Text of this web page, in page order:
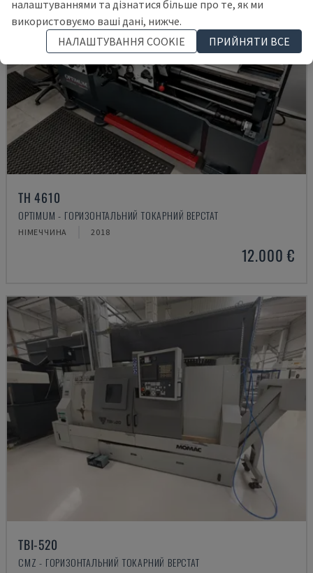
TH 4610
OPTIMUM - ГОРИЗОНТАЛЬНИЙ ТОКАРНИЙ ВЕРСТАТ
НІМЕЧЧИНА 2018
12.000 €
TBI-520
CMZ - ГОРИЗОНТАЛЬНИЙ ТОКАРНИЙ ВЕРСТАТ
налаштуваннями та дізнатися більше про те, як ми
використовуємо ваші дані, нижче.
НАЛАШТУВАННЯ COOKIE
ПРИЙНЯТИ ВСЕ